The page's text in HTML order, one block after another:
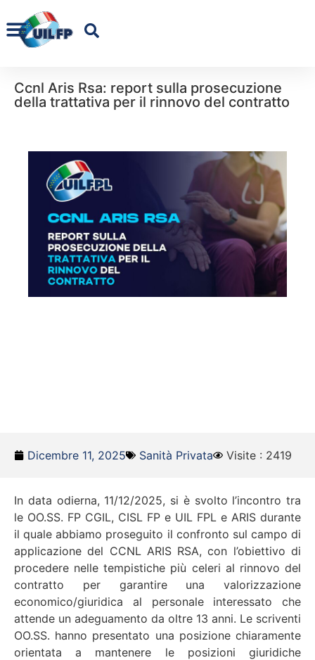
Ccnl Aris Rsa: report sulla prosecuzione
della trattativa per il rinnovo del contratto
Dicembre 11, 2025 Sanità Privata Visite : 2419
In data odierna, 11/12/2025, si è svolto l’incontro tra
le OO.SS. FP CGIL, CISL FP e UIL FPL e ARIS durante
il quale abbiamo proseguito il confronto sul campo di
applicazione del CCNL ARIS RSA, con l’obiettivo di
procedere nelle tempistiche più celeri al rinnovo del
contratto per garantire una valorizzazione
economico/giuridica al personale interessato che
attende un adeguamento da oltre 13 anni. Le scriventi
OO.SS. hanno presentato una posizione chiaramente
orientata a mantenere le posizioni giuridiche